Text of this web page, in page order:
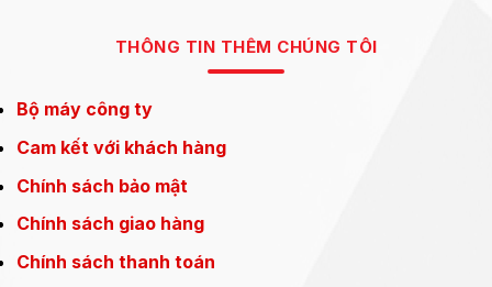
THÔNG TIN THÊM CHÚNG TÔI
Bộ máy công ty
Cam kết với khách hàng
Chính sách bảo mật
Chính sách giao hàng
Chính sách thanh toán